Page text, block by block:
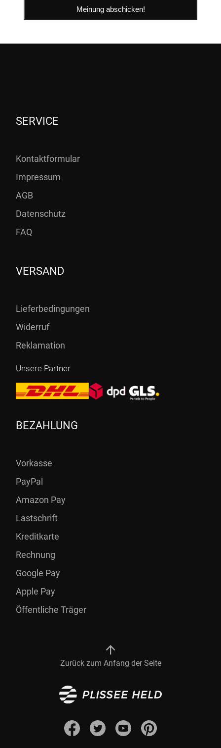
Zurück zum Anfang der Seite
SERVICE
Kontaktformular
Impressum
AGB
Datenschutz
FAQ
VERSAND
Lieferbedingungen
Widerruf
Reklamation
Unsere Partner
BEZAHLUNG
Vorkasse
PayPal
Amazon Pay
Lastschrift
Kreditkarte
Rechnung
Google Pay
Apple Pay
Öffentliche Träger